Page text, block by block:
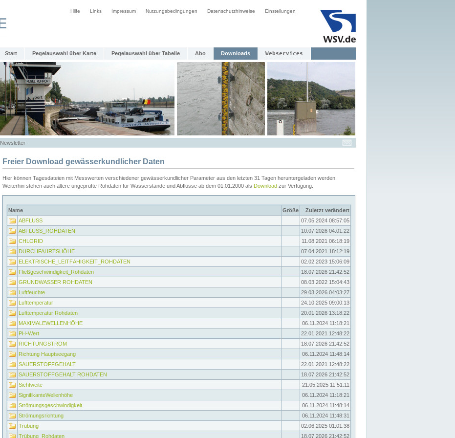
Hilfe Links Impressum Nutzungsbedingungen Datenschutzhinweise Einstellungen
Start Pegelauswahl über Karte Pegelauswahl über Tabelle Abo Downloads Webservices
Newsletter
Freier Download gewässerkundlicher Daten
Hier können Tagesdateien mit Messwerten verschiedener gewässerkundlicher Parameter aus den letzten 31 Tagen heruntergeladen werden.
Weiterhin stehen auch ältere ungeprüfte Rohdaten für Wasserstände und Abflüsse ab dem 01.01.2000 als Download zur Verfügung.
Name Größe
Zuletzt verändert
ABFLUSS
07.05.2024 08:57:05
ABFLUSS_ROHDATEN
10.07.2026 04:01:22
CHLORID
11.08.2021 06:18:19
DURCHFAHRTSHÖHE
07.04.2021 18:12:19
ELEKTRISCHE_LEITFÄHIGKEIT_ROHDATEN
02.02.2023 15:06:09
Fließgeschwindigkeit_Rohdaten
18.07.2026 21:42:52
GRUNDWASSER ROHDATEN
08.03.2022 15:04:43
Luftfeuchte
29.03.2026 04:03:27
Lufttemperatur
24.10.2025 09:00:13
Lufttemperatur Rohdaten
20.01.2026 13:18:22
MAXIMALEWELLENHÖHE
06.11.2024 11:18:21
PH-Wert
22.01.2021 12:48:22
RICHTUNGSTROM
18.07.2026 21:42:52
Richtung Hauptseegang
06.11.2024 11:48:14
SAUERSTOFFGEHALT
22.01.2021 12:48:22
SAUERSTOFFGEHALT ROHDATEN
18.07.2026 21:42:52
Sichtweite
21.05.2025 11:51:11
SignifikanteWellenhöhe
06.11.2024 11:18:21
Strömungsgeschwindigkeit
06.11.2024 11:48:14
Strömungsrichtung
06.11.2024 11:48:31
Trübung
02.06.2025 01:01:38
Trübung_Rohdaten
18.07.2026 21:42:52